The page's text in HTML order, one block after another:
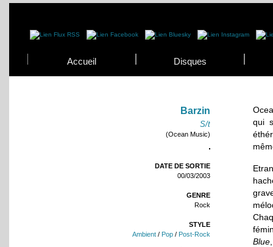
Accueil Disques
Barzin
S/t
(Ocean Music)
DATE DE SORTIE
00/03/2003
GENRE
Rock
STYLE
Ambient / Pop / Post-Rock
qui
Blue